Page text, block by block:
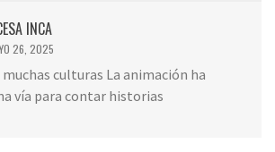
INCA
26, 2025
muchas culturas La animación ha
vía para contar historias